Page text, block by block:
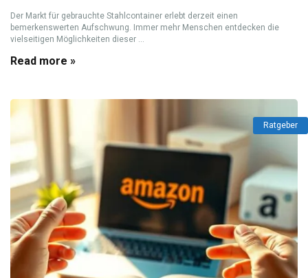
Der Markt für gebrauchte Stahlcontainer erlebt derzeit einen
bemerkenswerten Aufschwung. Immer mehr Menschen entdecken die
vielseitigen Möglichkeiten dieser ...
Read more »
Ratgeber